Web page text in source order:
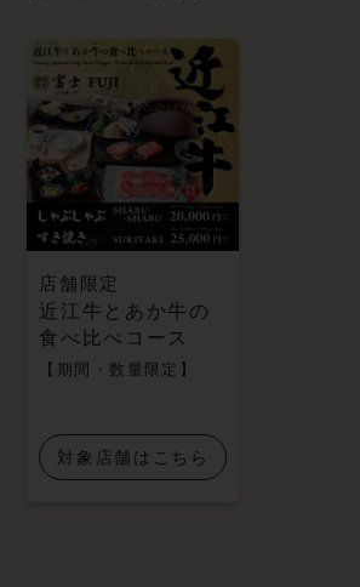
店舗限定
近江牛とあか牛の
食べ比べコース
【期間・数量限定】
対象店舗はこちら